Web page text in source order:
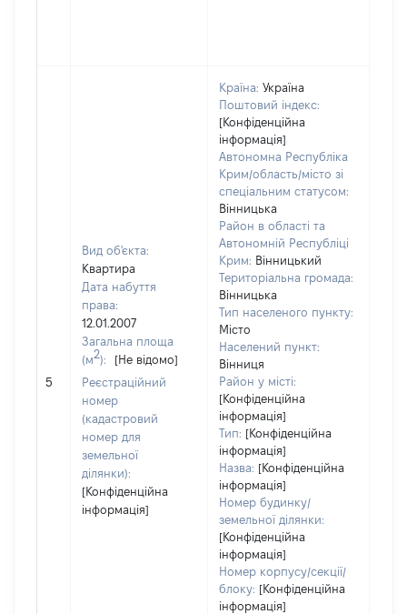
5
Вид об'єкта:
Квартира
Дата набуття
права:
12.01.2007
Загальна площа
(м2):
[Не відомо]
Реєстраційний
номер
(кадастровий
номер для
земельної
ділянки):
[Конфіденційна
інформація]
Країна: Україна
Поштовий індекс:
[Конфіденційна
інформація]
Автономна Республіка
Крим/область/місто зі
спеціальним статусом:
Вінницька
Район в області та
Автономній Республіці
Крим: Вінницький
Територіальна громада:
Вінницька
Тип населеного пункту:
Місто
Населений пункт:
Вінниця
Район у місті:
[Конфіденційна
інформація]
Тип: [Конфіденційна
інформація]
Назва: [Конфіденційна
інформація]
Номер будинку/
земельної ділянки:
[Конфіденційна
інформація]
Номер корпусу/секції/
блоку: [Конфіденційна
інформація]